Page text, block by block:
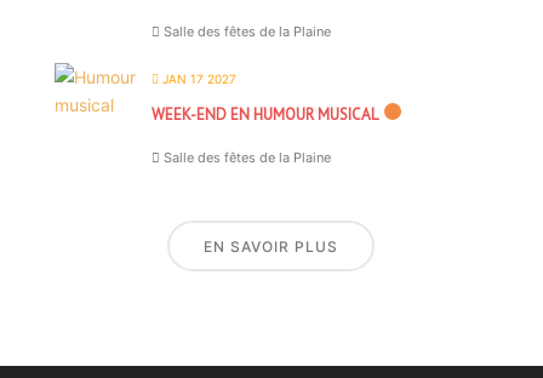
Salle des fêtes de la Plaine
JAN 17 2027
WEEK-END EN HUMOUR MUSICAL
Salle des fêtes de la Plaine
EN SAVOIR PLUS